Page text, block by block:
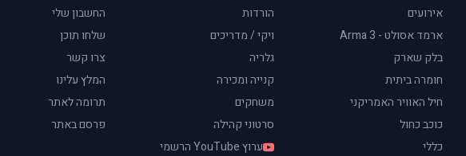
אירועים
ארמד אסולט - Arma 3
בלק שארק
חומרה ביתית
חיל האוויר האמריקני
כוכב כחול
כללי
הורדות
ויקי / מדריכים
גלריה
קנייה ומכירה
משחקים
סרטוני קהילה
ערוץ YouTube הרשמי
החשבון שלי
שלחו תוכן
צרו קשר
המלץ עלינו
תרומה לאתר
פרסם באתר